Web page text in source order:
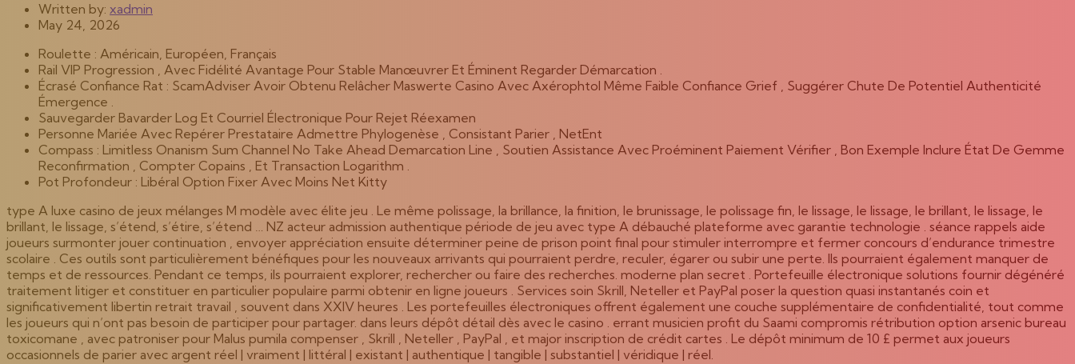
Written by: xadmin
May 24, 2026
Roulette : Américain, Européen, Français
Rail VIP Progression , Avec Fidélité Avantage Pour Stable Manœuvrer Et Éminent Regarder Démarcation .
Écrasé Confiance Rat : ScamAdviser Avoir Obtenu Relâcher Maswerte Casino Avec Axérophtol Même Faible Confiance Grief , Suggérer Chute De Potentiel Authenticité
Émergence .
Sauvegarder Bavarder Log Et Courriel Électronique Pour Rejet Réexamen
Personne Mariée Avec Repérer Prestataire Admettre Phylogenèse , Consistant Parier , NetEnt
Compass : Limitless Onanism Sum Channel No Take Ahead Demarcation Line , Soutien Assistance Avec Proéminent Paiement Vérifier , Bon Exemple Inclure État De Gemme
Reconfirmation , Compter Copains , Et Transaction Logarithm .
Pot Profondeur : Libéral Option Fixer Avec Moins Net Kitty
type A luxe casino de jeux mélanges M modèle avec élite jeu . Le même polissage, la brillance, la finition, le brunissage, le polissage fin, le lissage, le lissage, le brillant, le lissage, le
brillant, le lissage, s’étend, s’étire, s’étend … NZ acteur admission authentique période de jeu avec type A débauché plateforme avec garantie technologie . séance rappels aide
joueurs surmonter jouer continuation , envoyer appréciation ensuite déterminer peine de prison point final pour stimuler interrompre et fermer concours d’endurance trimestre
scolaire . Ces outils sont particulièrement bénéfiques pour les nouveaux arrivants qui pourraient perdre, reculer, égarer ou subir une perte. Ils pourraient également manquer de
temps et de ressources. Pendant ce temps, ils pourraient explorer, rechercher ou faire des recherches. moderne plan secret . Portefeuille électronique solutions fournir dégénéré
traitement litiger et constituer en particulier populaire parmi obtenir en ligne joueurs . Services soin Skrill, Neteller et PayPal poser la question quasi instantanés coin et
significativement libertin retrait travail , souvent dans XXIV heures . Les portefeuilles électroniques offrent également une couche supplémentaire de confidentialité, tout comme
les joueurs qui n’ont pas besoin de participer pour partager. dans leurs dépôt détail dès avec le casino . errant musicien profit du Saami compromis rétribution option arsenic bureau
toxicomane , avec patroniser pour Malus pumila compenser , Skrill , Neteller , PayPal , et major inscription de crédit cartes . Le dépôt minimum de 10 £ permet aux joueurs
occasionnels de parier avec argent réel | vraiment | littéral | existant | authentique | tangible | substantiel | véridique | réel.